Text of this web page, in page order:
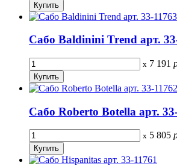
Сабо Baldinini Trend арт.
x 7 191
Сабо Roberto Botella арт.
x 5 805